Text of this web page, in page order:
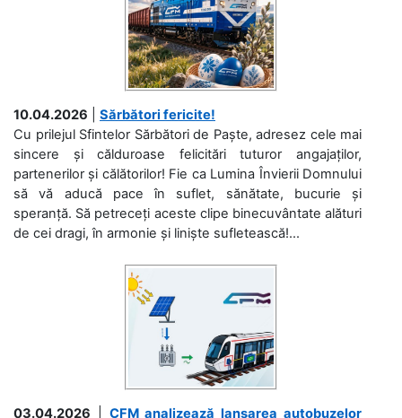
10.04.2026
Sărbători fericite!
Cu prilejul Sfintelor Sărbători de Paște, adresez cele mai
sincere și călduroase felicitări tuturor angajaților,
partenerilor și călătorilor! Fie ca Lumina Învierii Domnului
să vă aducă pace în suflet, sănătate, bucurie și
speranță. Să petreceți aceste clipe binecuvântate alături
de cei dragi, în armonie și liniște sufletească!...
03.04.2026
CFM analizează lansarea autobuzelor